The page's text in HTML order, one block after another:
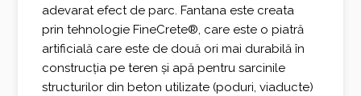
adevarat efect de parc. Fantana este creata
prin tehnologie FineCrete®, care este o piatră
artificială care este de două ori mai durabilă în
construcția pe teren și apă pentru sarcinile
structurilor din beton utilizate (poduri, viaducte)